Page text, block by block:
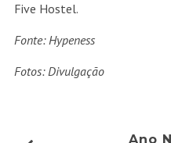
Five Hostel.
Fonte: Hypeness
Fotos: Divulgação
Ano